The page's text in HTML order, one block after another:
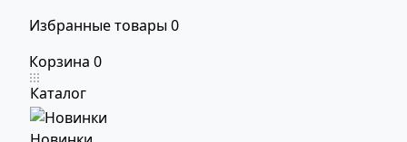
Избранные товары0
Корзина 0
Каталог